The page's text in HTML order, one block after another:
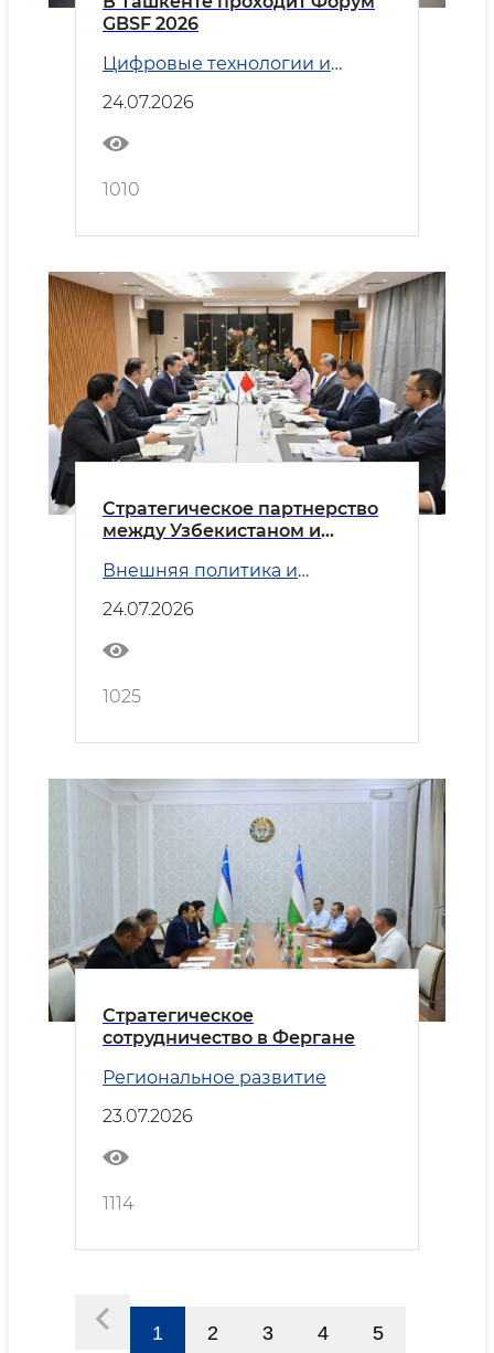
GBSF 2026
Цифровые технологии и
24.07.2026
1010
Стратегическое партнерство
между Узбекистаном и
Внешняя политика и
24.07.2026
1025
Стратегическое
сотрудничество в Фергане
Региональное развитие
23.07.2026
1114
1 2 3 4 5